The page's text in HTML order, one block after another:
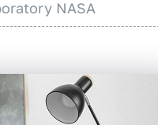
NASA